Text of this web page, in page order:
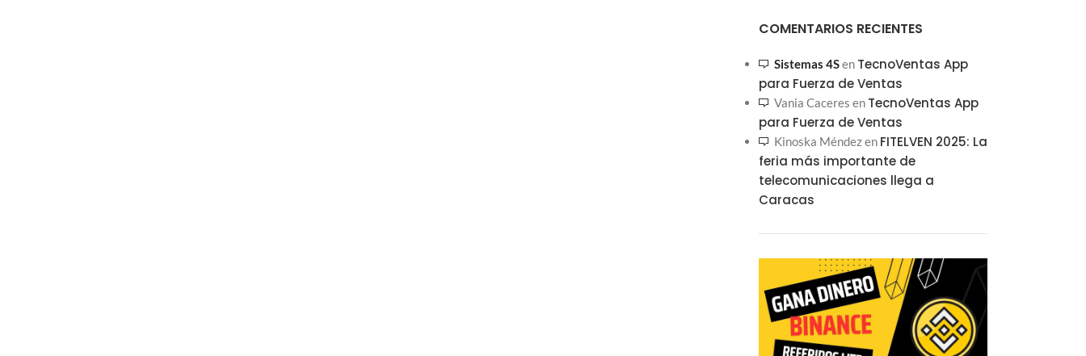
COMENTARIOS RECIENTES
Sistemas 4Sen TecnoVentas App
para Fuerza de Ventas
Vania Caceres en TecnoVentas App
para Fuerza de Ventas
Kinoska Méndezen FITELVEN 2025: La
feria más importante de
telecomunicaciones llega a
Caracas